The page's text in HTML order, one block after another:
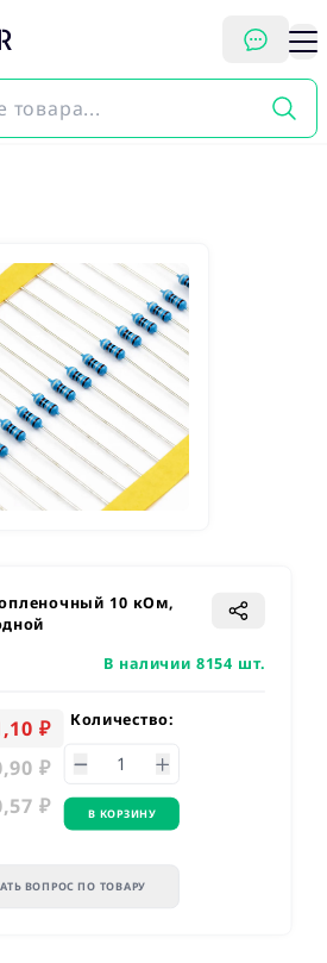
10 кОм,
В наличии 8154 шт.
₽
₽
₽
Количество:
В КОРЗИНУ
ВОПРОС ПО ТОВАРУ